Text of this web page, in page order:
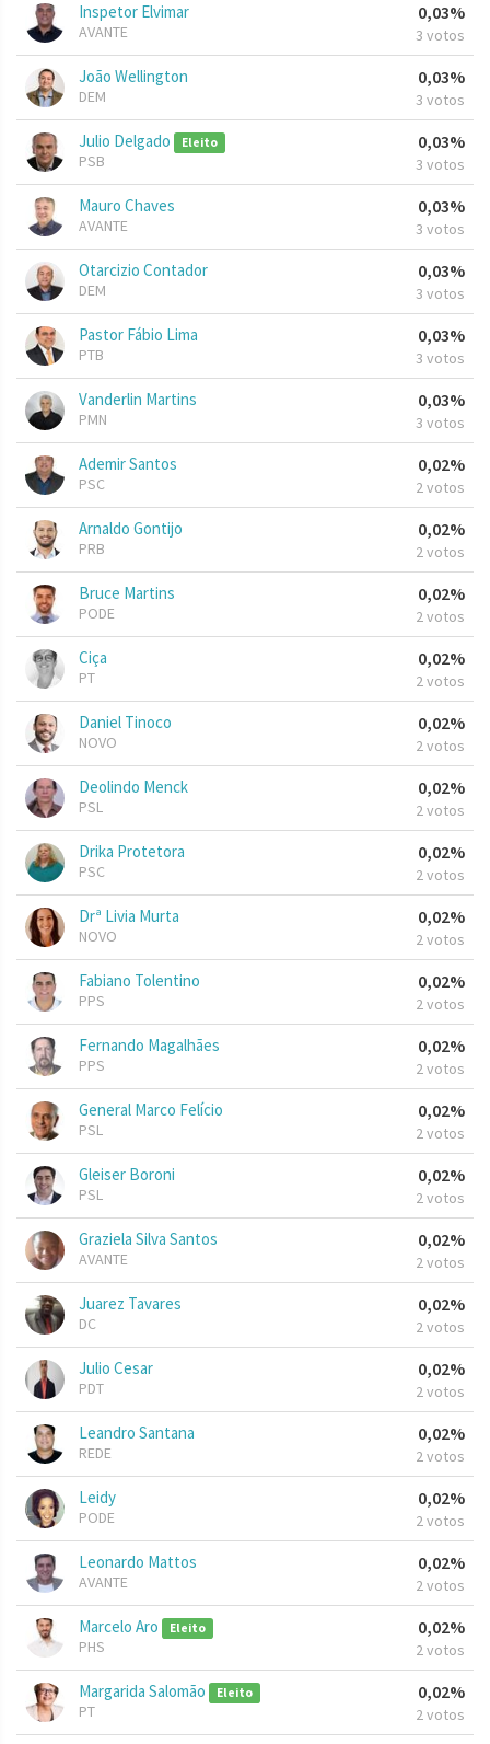
Inspetor Elvimar
AVANTE
0,03%
3 votos
João Wellington
DEM
0,03%
3 votos
Julio Delgado Eleito
PSB
0,03%
3 votos
Mauro Chaves
AVANTE
0,03%
3 votos
Otarcizio Contador
DEM
0,03%
3 votos
Pastor Fábio Lima
PTB
0,03%
3 votos
Vanderlin Martins
PMN
0,03%
3 votos
Ademir Santos
PSC
0,02%
2 votos
Arnaldo Gontijo
PRB
0,02%
2 votos
Bruce Martins
PODE
0,02%
2 votos
Ciça
PT
0,02%
2 votos
Daniel Tinoco
NOVO
0,02%
2 votos
Deolindo Menck
PSL
0,02%
2 votos
Drika Protetora
PSC
0,02%
2 votos
Drª Livia Murta
NOVO
0,02%
2 votos
Fabiano Tolentino
PPS
0,02%
2 votos
Fernando Magalhães
PPS
0,02%
2 votos
General Marco Felício
PSL
0,02%
2 votos
Gleiser Boroni
PSL
0,02%
2 votos
Graziela Silva Santos
AVANTE
0,02%
2 votos
Juarez Tavares
DC
0,02%
2 votos
Julio Cesar
PDT
0,02%
2 votos
Leandro Santana
REDE
0,02%
2 votos
Leidy
PODE
0,02%
2 votos
Leonardo Mattos
AVANTE
0,02%
2 votos
Marcelo Aro Eleito
PHS
0,02%
2 votos
Margarida Salomão Eleito
PT
0,02%
2 votos